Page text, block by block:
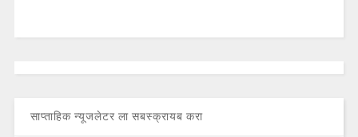
साप्ताहिक न्यूजलेटर ला सबस्क्रायब करा